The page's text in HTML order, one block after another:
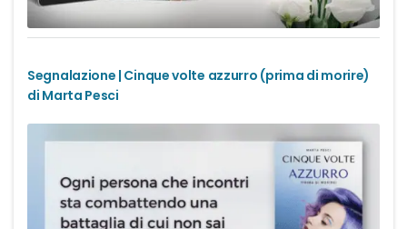
Segnalazione | Cinque volte azzurro (prima di morire)
di Marta Pesci